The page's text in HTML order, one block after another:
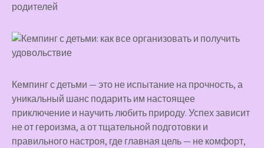
родителей
Кемпинг с детьми — это не испытание на прочность, а
уникальный шанс подарить им настоящее
приключение и научить любить природу. Успех зависит
не от героизма, а от тщательной подготовки и
правильного настроя, где главная цель — не комфорт,